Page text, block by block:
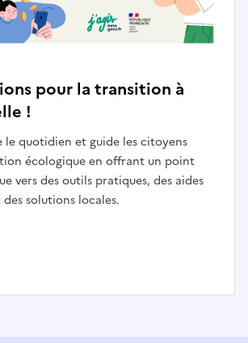
pour la transition à
!
le quotidien et guide les citoyens
écologique en offrant un point
vers des outils pratiques, des aides
solutions locales.